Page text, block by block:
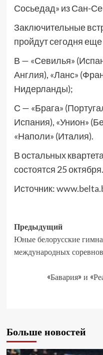
Сосьедад» из Сан-
Заключительные
пройдут сегодня еще
В — «Севилья»
Англия), «Ланс»
Нидерланды);
С — «Брага»
Испания), «Унион»
«Наполи» (Италия).
В остальных
состоятся 25 октября.
Источник:
Предыдущий
Юные белорусские
международных
«Бавария» и
Больше новостей